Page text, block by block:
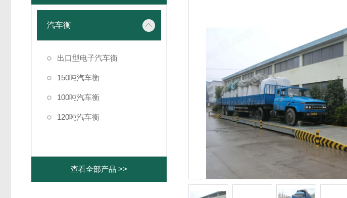
汽车衡
出口型电子汽车衡
150吨汽车衡
100吨汽车衡
120吨汽车衡
查看全部产品 >>